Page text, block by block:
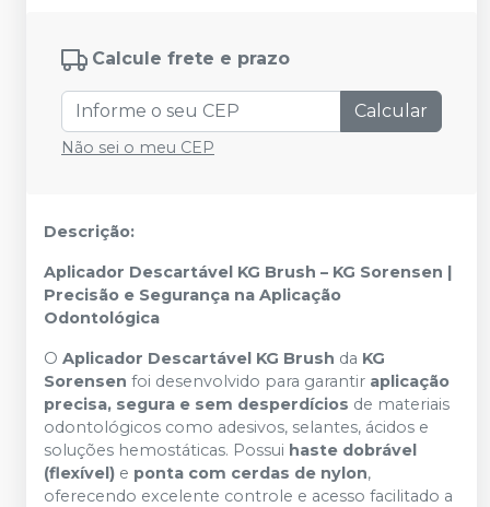
Calcule frete e prazo
Calcular
Não sei o meu CEP
Descrição:
Aplicador Descartável KG Brush – KG Sorensen |
Precisão e Segurança na Aplicação
Odontológica
O Aplicador Descartável KG Brush da KG
Sorensen foi desenvolvido para garantir aplicação
precisa, segura e sem desperdícios de materiais
odontológicos como adesivos, selantes, ácidos e
soluções hemostáticas. Possui haste dobrável
(flexível) e ponta com cerdas de nylon,
oferecendo excelente controle e acesso facilitado a